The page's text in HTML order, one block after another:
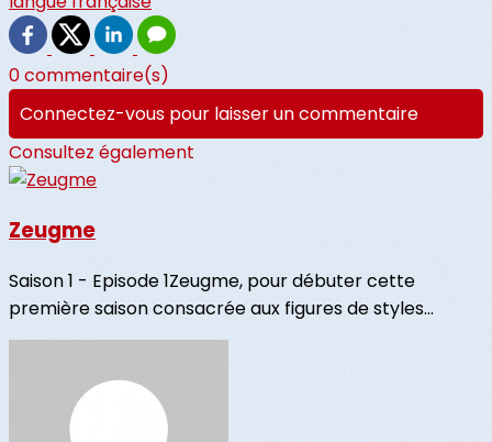
0 commentaire(s)
Connectez-vous pour laisser un commentaire
Consultez également
Zeugme
Saison 1 - Episode 1Zeugme, pour débuter cette
première saison consacrée aux figures de styles...